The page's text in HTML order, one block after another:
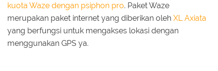
kuota Waze dengan psiphon pro. Paket Waze
merupakan paket internet yang diberikan oleh XL Axiata
yang berfungsi untuk mengakses lokasi dengan
menggunakan GPS ya.